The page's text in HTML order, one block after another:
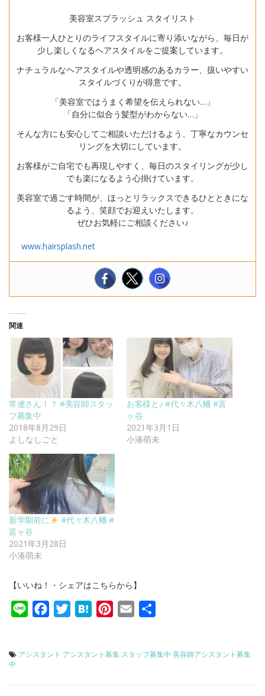
美容室スプラッシュ スタイリスト
お客様一人ひとりのライフスタイルに寄り添いながら、毎日が
少し楽しくなるヘアスタイルをご提案しています。
ナチュラルなヘアスタイルや透明感のあるカラー、扱いやすい
スタイルづくりが得意です。
「美容室ではうまく希望を伝えられない…」
「自分に似合う髪型がわからない…」
そんな方にも安心してご相談いただけるよう、丁寧なカウンセ
リングを大切にしています。
お客様がご自宅でも再現しやすく、毎日のスタイリングが少し
でも楽になるよう心掛けています。
美容室で過ごす時間が、ほっとリラックスできるひとときにな
るよう、笑顔でお迎えいたします。
ぜひお気軽にご相談ください♪
www.hairsplash.net
関連
常連さん！？ #美容師スタッ
フ募集中
2018年8月29日
よしなしごと
お客様と♪ #代々木八幡 #富
ヶ谷
2021年3月1日
小湊萌未
新学期前に
#代々木八幡 #
富ヶ谷
2021年3月28日
小湊萌未
【いいね！・シェアはこちらから】
Line FacebookTwitterHatenaPinterest
Email
アシスタント アシスタント募集 スタッフ募集中 美容師アシスタント募集
中